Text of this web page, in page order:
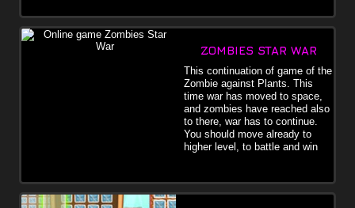
ZOMBIES STAR WAR
This continuation of game of the
Zombie against Plants. This
time war has moved to space,
and zombies have reached also
to there, war has to continue.
You should move already to
higher level, to battle and win